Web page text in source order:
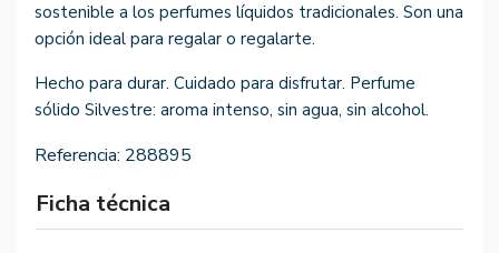
sostenible a los perfumes líquidos tradicionales. Son una
opción ideal para regalar o regalarte.
Hecho para durar. Cuidado para disfrutar. Perfume
sólido Silvestre: aroma intenso, sin agua, sin alcohol.
Referencia: 288895
Ficha técnica